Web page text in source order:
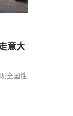
意大
全国性